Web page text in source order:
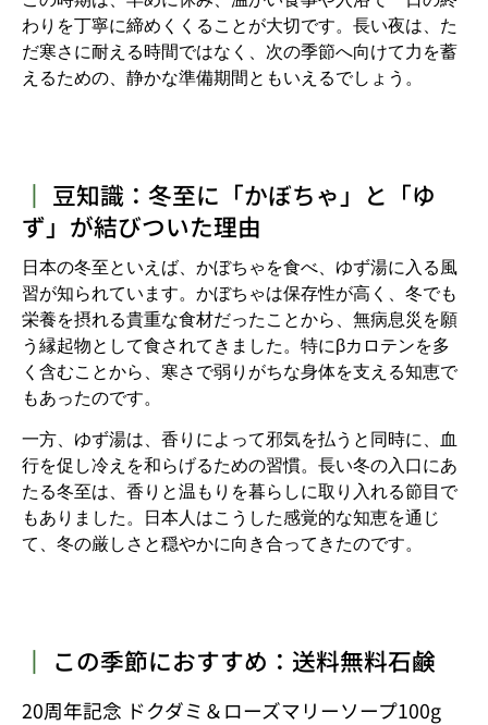
わりを丁寧に締めくくることが大切です。長い夜は、た
だ寒さに耐える時間ではなく、次の季節へ向けて力を蓄
えるための、静かな準備期間ともいえるでしょう。
┃ 豆知識：冬至に「かぼちゃ」と「ゆ
ず」が結びついた理由
日本の冬至といえば、かぼちゃを食べ、ゆず湯に入る風
習が知られています。かぼちゃは保存性が高く、冬でも
栄養を摂れる貴重な食材だったことから、無病息災を願
う縁起物として食されてきました。特にβカロテンを多
く含むことから、寒さで弱りがちな身体を支える知恵で
もあったのです。
一方、ゆず湯は、香りによって邪気を払うと同時に、血
行を促し冷えを和らげるための習慣。長い冬の入口にあ
たる冬至は、香りと温もりを暮らしに取り入れる節目で
もありました。日本人はこうした感覚的な知恵を通じ
て、冬の厳しさと穏やかに向き合ってきたのです。
┃ この季節におすすめ：送料無料石鹸
20周年記念 ドクダミ＆ローズマリーソープ100g